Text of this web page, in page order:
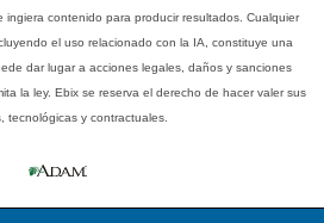
contenido para producir resultados. Cualquier
el uso relacionado con la IA, constituye una
dar lugar a acciones legales, daños y sanciones
la ley. Ebix se reserva el derecho de hacer valer sus
tecnológicas y contractuales.